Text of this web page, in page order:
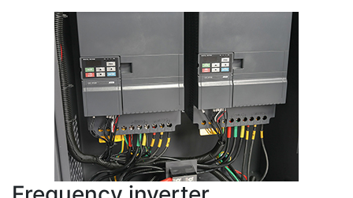
structure prevents oil leakage by 100%, no leak
troubles.